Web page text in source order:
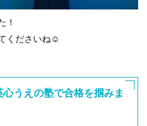
！
くださいね☺️
うえの塾で合格を掴みま